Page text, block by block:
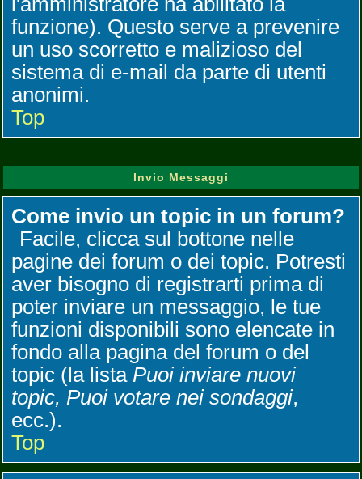
funzione). Questo serve a prevenire
un uso scorretto e malizioso del
sistema di e-mail da parte di utenti
anonimi.
Top
Invio Messaggi
Come invio un topic in un forum?
Facile, clicca sul bottone nelle
pagine dei forum o dei topic. Potresti
aver bisogno di registrarti prima di
poter inviare un messaggio, le tue
funzioni disponibili sono elencate in
fondo alla pagina del forum o del
topic (la lista Puoi inviare nuovi
topic, Puoi votare nei sondaggi,
ecc.).
Top